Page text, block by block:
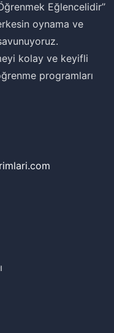
Eğlencelidir’’
oynama ve
kolay ve keyifli
programları